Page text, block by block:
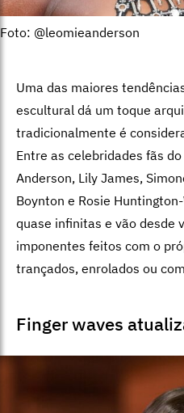
Foto: @leomieanderson
Uma das maiores
escultural dá um toque
tradicionalmente é
Entre as celebridades fãs
Anderson, Lily James,
Boynton e Rosie
quase infinitas e vão desde
imponentes feitos com o
trançados, enrolados ou
Finger waves